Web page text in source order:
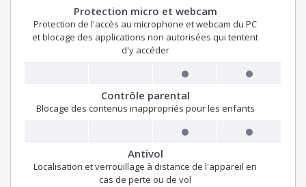
Protection micro et webcam
Protection de l'accès au microphone et webcam du PC
et blocage des applications non autorisées qui tentent
d'y accéder
Contrôle parental
Blocage des contenus inappropriés pour les enfants
Antivol
Localisation et verrouillage à distance de l'appareil en
cas de perte ou de vol